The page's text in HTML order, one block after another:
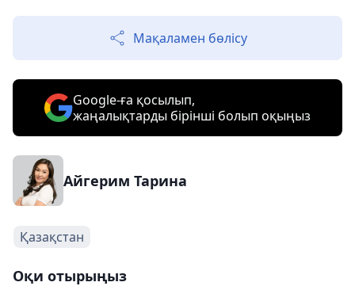
Мақаламен бөлісу
Google-ға қосылып,
жаңалықтарды бірінші болып оқыңыз
Айгерим Тарина
Қазақстан
Оқи отырыңыз